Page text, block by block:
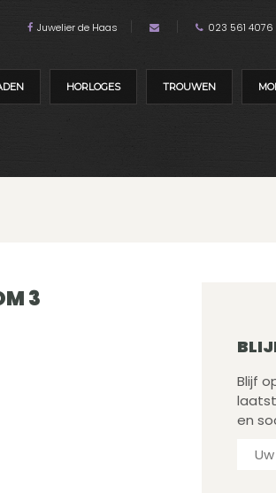
Juwelier de Haas 023 561 4076
HORLOGES TROUWEN
3
Blijf
en